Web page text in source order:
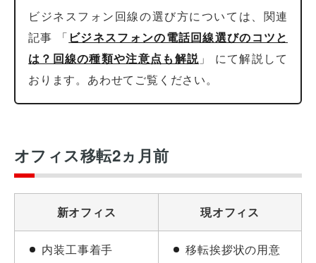
ビジネスフォン回線の選び方については、関連
記事 「 ビジネスフォンの電話回線選びのコツと
は？回線の種類や注意点も解説 」 にて解説して
おります。あわせてご覧ください。
オフィス移転2ヵ月前
新オフィス 現オフィス
内装工事着手
移転挨拶状の用意